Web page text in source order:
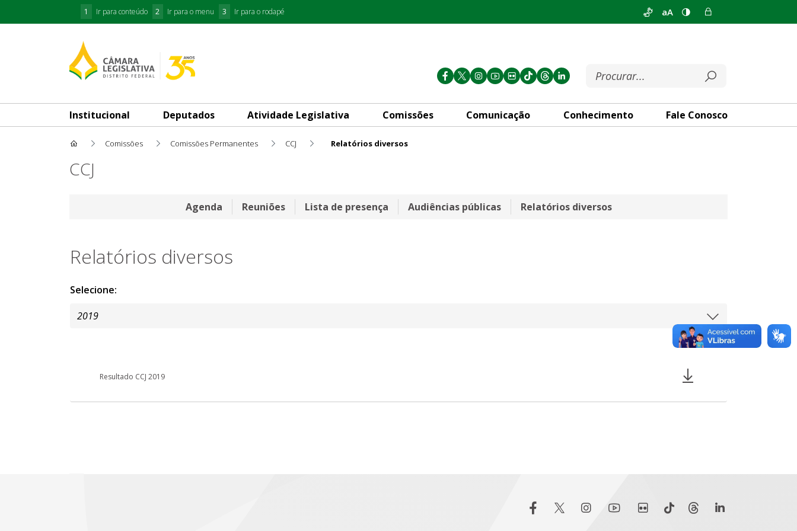
1 Ir para conteúdo 2 Ir para o menu 3 Ir para o rodapé aA
Institucional Deputados Atividade Legislativa Comissões Comunicação Conhecimento Fale Conosco
Comissões Comissões Permanentes CCJ Relatórios diversos
Relatórios diversos
CCJ
Agenda Reuniões Lista de presença Audiências públicas Relatórios diversos
Relatórios diversos
Selecione:
Resultado CCJ 2019